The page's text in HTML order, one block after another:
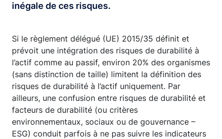
inégale de ces risques.
Si le règlement délégué (UE) 2015/35 définit et
prévoit une intégration des risques de durabilité à
l’actif comme au passif, environ 20% des organismes
(sans distinction de taille) limitent la définition des
risques de durabilité à l’actif uniquement. Par
ailleurs, une confusion entre risques de durabilité et
facteurs de durabilité (ou critères
environnementaux, sociaux ou de gouvernance –
ESG) conduit parfois à ne pas suivre les indicateurs